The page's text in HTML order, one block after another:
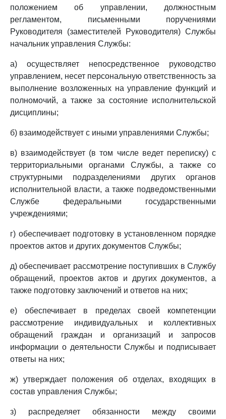
положением об управлении, должностным
регламентом, письменными поручениями
Руководителя (заместителей Руководителя) Службы
начальник управления Службы:
а) осуществляет непосредственное руководство
управлением, несет персональную ответственность за
выполнение возложенных на управление функций и
полномочий, а также за состояние исполнительской
дисциплины;
б) взаимодействует с иными управлениями Службы;
в) взаимодействует (в том числе ведет переписку) с
территориальными органами Службы, а также со
структурными подразделениями других органов
исполнительной власти, а также подведомственными
Службе федеральными государственными
учреждениями;
г) обеспечивает подготовку в установленном порядке
проектов актов и других документов Службы;
д) обеспечивает рассмотрение поступивших в Службу
обращений, проектов актов и других документов, а
также подготовку заключений и ответов на них;
е) обеспечивает в пределах своей компетенции
рассмотрение индивидуальных и коллективных
обращений граждан и организаций и запросов
информации о деятельности Службы и подписывает
ответы на них;
ж) утверждает положения об отделах, входящих в
состав управления Службы;
з) распределяет обязанности между своими